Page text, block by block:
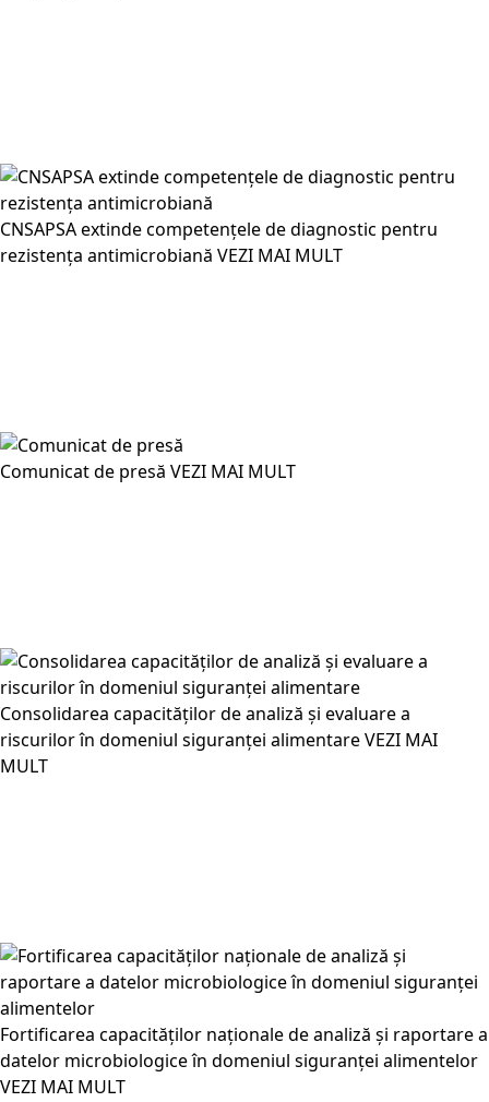
CNSAPSA extinde competențele de diagnostic pentru
rezistența antimicrobiană VEZI MAI MULT
Comunicat de presă VEZI MAI MULT
Consolidarea capacităților de analiză și evaluare a
riscurilor în domeniul siguranței alimentareVEZI MAI
MULT
Fortificarea capacităților naționale de analiză și raportare a
datelor microbiologice în domeniul siguranței alimentelor
VEZI MAI MULT